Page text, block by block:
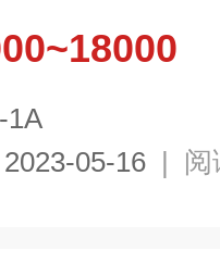
1A
2023-05-16 | 阅